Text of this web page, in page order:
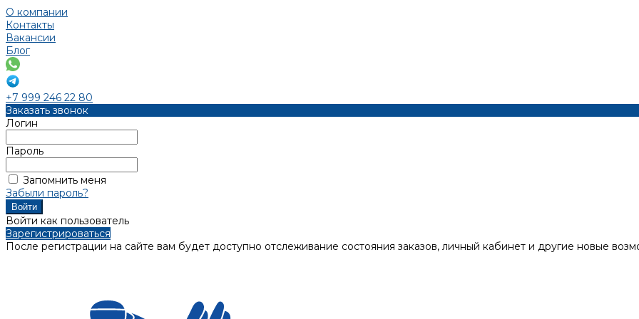
О компании
Контакты
Вакансии
Блог
+7 999 246 22 80
Заказать звонок
Логин
Пароль
Запомнить меня
Забыли пароль?
Войти как пользователь
Зарегистрироваться
После регистрации на сайте вам будет доступно отслеживание состояния заказов, личный кабинет и другие новые